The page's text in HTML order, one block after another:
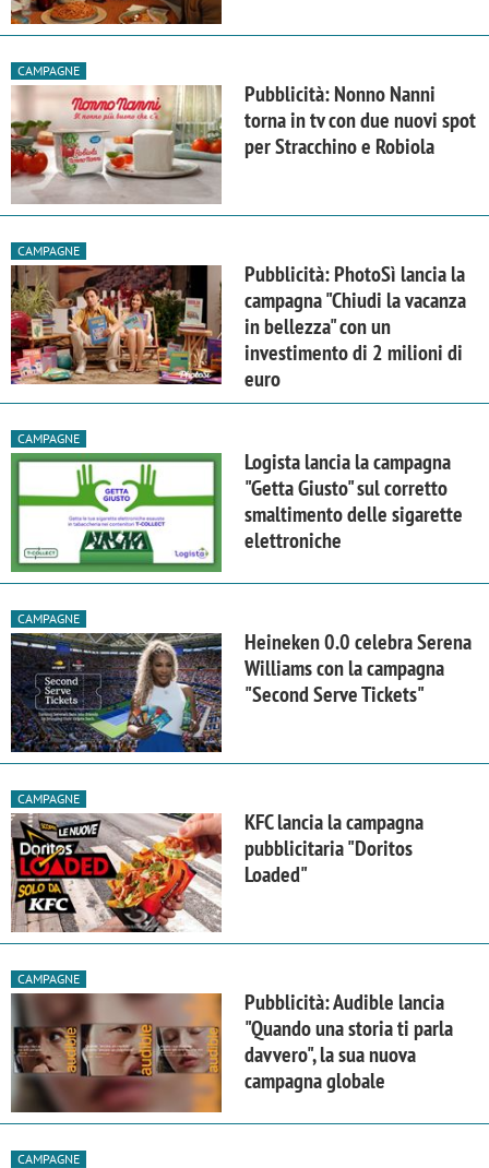
CAMPAGNE
Pubblicità: Nonno Nanni
torna in tv con due nuovi spot
per Stracchino e Robiola
CAMPAGNE
Pubblicità: PhotoSì lancia la
campagna "Chiudi la vacanza
in bellezza" con un
investimento di 2 milioni di
euro
CAMPAGNE
Logista lancia la campagna
"Getta Giusto" sul corretto
smaltimento delle sigarette
elettroniche
CAMPAGNE
Heineken 0.0 celebra Serena
Williams con la campagna
"Second Serve Tickets"
CAMPAGNE
KFC lancia la campagna
pubblicitaria "Doritos
Loaded"
CAMPAGNE
Pubblicità: Audible lancia
"Quando una storia ti parla
davvero", la sua nuova
campagna globale
CAMPAGNE